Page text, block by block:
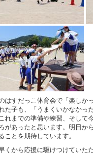
はすだっこ体育会で「楽しか
た子も、「うまくいかなかっ
れまでの準備や練習、そして
があったと思います。明日か
ことを期待しています。
くから応援に駆けつけていた